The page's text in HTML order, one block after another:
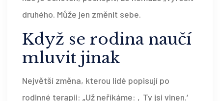
druhého. Může jen změnit sebe.
Když se rodina naučí
mluvit jinak
Největší změna, kterou lidé popisují po
rodinné terapii: „Už neříkáme: ‚Ty jsi vinen.‘